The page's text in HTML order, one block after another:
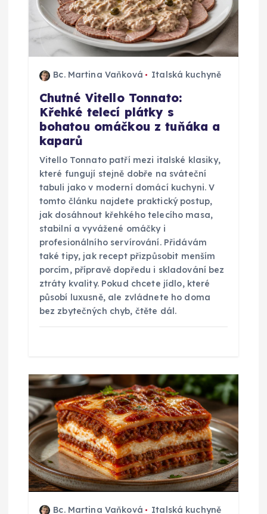
o
Bc. Martina Vaňková Italská kuchyně
Chutné Vitello Tonnato:
Křehké telecí plátky s
bohatou omáčkou z tuňáka a
kaparů
Vitello Tonnato patří mezi italské klasiky,
které fungují stejně dobře na sváteční
tabuli jako v moderní domácí kuchyni. V
tomto článku najdete praktický postup,
jak dosáhnout křehkého telecího masa,
stabilní a vyvážené omáčky i
profesionálního servírování. Přidávám
také tipy, jak recept přizpůsobit menším
porcím, přípravě dopředu i skladování bez
ztráty kvality. Pokud chcete jídlo, které
působí luxusně, ale zvládnete ho doma
bez zbytečných chyb, čtěte dál.
Bc. Martina Vaňková Italská kuchyně